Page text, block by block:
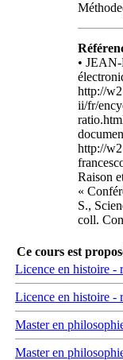
•
http://
ii/fr/
http://
Raison
«
S.,
coll.
Ce cours est
Licence en histoire -
Licence en histoire -
Master en
Master en